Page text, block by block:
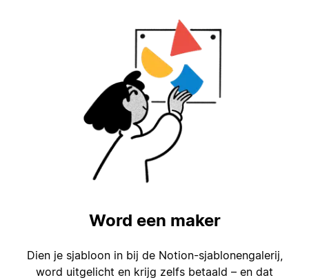
Word een maker
Dien je sjabloon in bij de Notion-sjablonengalerij,
word uitgelicht en krijg zelfs betaald – en dat